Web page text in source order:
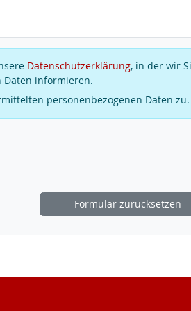
Datenschutzerklärung, in der wir
informieren.
personenbezogenen Daten zu.
Formular zurücksetzen